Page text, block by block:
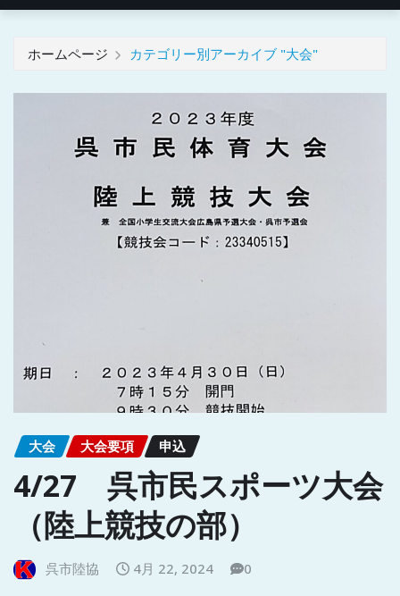
ホームページ カテゴリー別アーカイブ "大会"
大会 大会要項 申込
4/27 呉市民スポーツ大会
（陸上競技の部）
呉市陸協 4月 22, 2024 0